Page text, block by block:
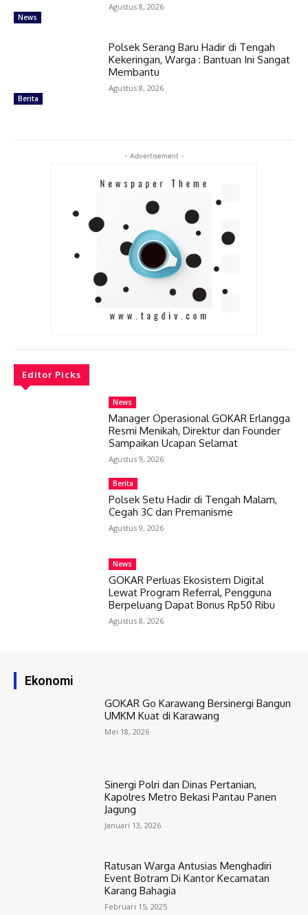
News
Agustus 8, 2026
Berita
Polsek Serang Baru Hadir di Tengah
Kekeringan, Warga : Bantuan Ini Sangat
Membantu
Agustus 8, 2026
- Advertisement -
Editor Picks
News
Manager Operasional GOKAR Erlangga
Resmi Menikah, Direktur dan Founder
Sampaikan Ucapan Selamat
Agustus 9, 2026
Berita
Polsek Setu Hadir di Tengah Malam,
Cegah 3C dan Premanisme
Agustus 9, 2026
News
GOKAR Perluas Ekosistem Digital
Lewat Program Referral, Pengguna
Berpeluang Dapat Bonus Rp50 Ribu
Agustus 8, 2026
Ekonomi
GOKAR Go Karawang Bersinergi Bangun
UMKM Kuat di Karawang
Mei 18, 2026
Sinergi Polri dan Dinas Pertanian,
Kapolres Metro Bekasi Pantau Panen
Jagung
Januari 13, 2026
Ratusan Warga Antusias Menghadiri
Event Botram Di Kantor Kecamatan
Karang Bahagia
Februari 15, 2025